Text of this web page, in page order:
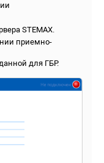
STEMAX.
приемно-
для ГБР.